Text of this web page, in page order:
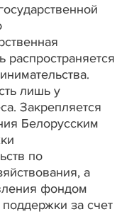
лишь у
Закрепляется
Белорусским
по
а
фондом
за счет